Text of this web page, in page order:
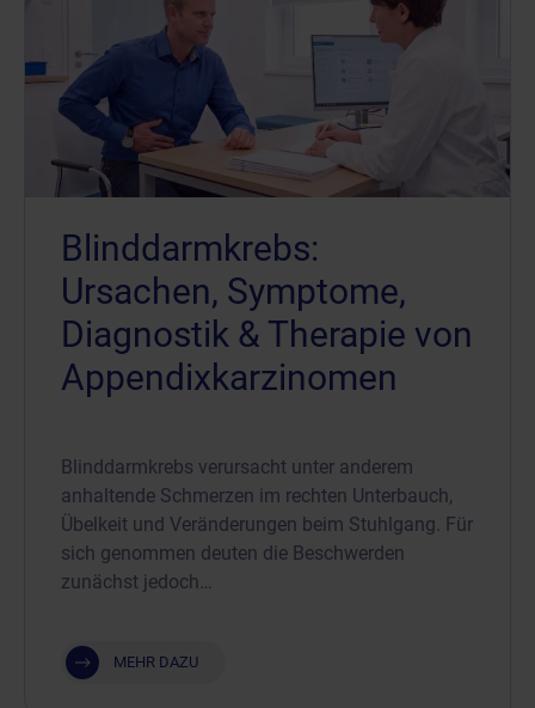
Blinddarmkrebs:
Ursachen, Symptome,
Diagnostik & Therapie von
Appendixkarzinomen
Blinddarmkrebs verursacht unter anderem
anhaltende Schmerzen im rechten Unterbauch,
Übelkeit und Veränderungen beim Stuhlgang. Für
sich genommen deuten die Beschwerden
zunächst jedoch…
MEHR DAZU